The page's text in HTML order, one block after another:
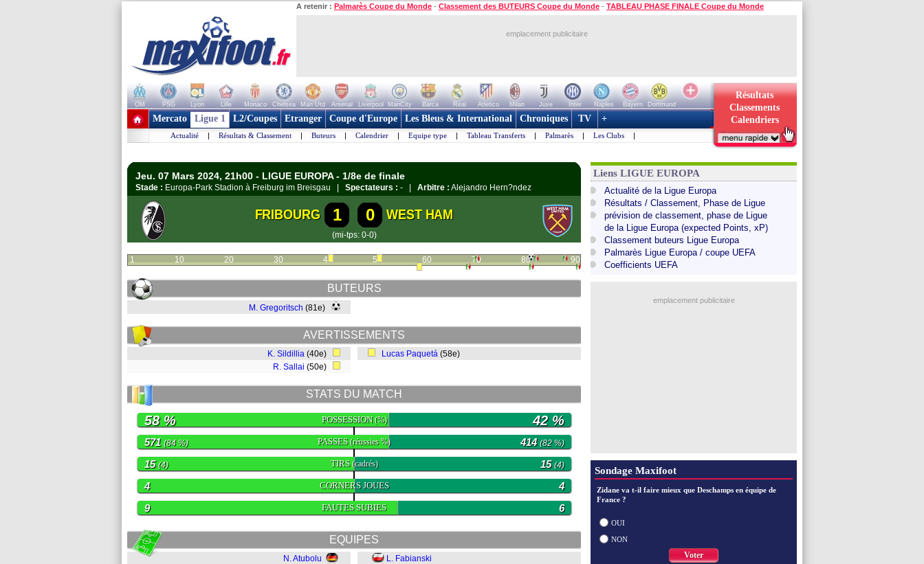
A retenir : Palmarès Coupe du Monde - Classement des BUTEURS Coupe du Monde - TABLEAU PHASE FINALE Coupe du Monde
emplacement publicitaire
OM PSG Lyon Lille Monaco Chelsea Man Utd Arsenal Liverpool ManCity Barca Real Atletico Milan Juve Inter Naples Bayern
Dortmund
+ de clubs
Résultats
Classements
Calendriers
Mercato Ligue 1 L2/Coupes Etranger Coupe d'Europe Les Bleus & International Chroniques TV +
Actualité | Résultats & Classement | Buteurs | Calendrier | Equipe type | Tableau Transferts | Palmarès | Les Clubs |
Jeu. 07 Mars 2024, 21h00 - LIGUE EUROPA - 1/8e de finale
Stade : Europa-Park Stadion à Freiburg im Breisgau | Spectateurs : - | Arbitre : Alejandro Hern?ndez
FRIBOURG 1 0 WEST HAM
(mi-tps: 0-0)
1 10 20 30 40 50 60 70 80 90
BUTEURS
M. Gregoritsch (81e)
AVERTISSEMENTS
K. Sildillia (40e)
R. Sallai (50e)
Lucas Paquetá (58e)
STATS DU MATCH
POSSESSION(%)
58 % 42 %
PASSES(réussies %)
571 (84 %) 414 (82 %)
TIRS(cadrés)
15(4) 15(4)
CORNERS JOUES
4 4
FAUTES SUBIES
9 6
EQUIPES
N. Atubolu
L. Fabianski
Liens LIGUE EUROPA
Actualité de la Ligue Europa
Résultats / Classement, Phase de Ligue
prévision de classement, phase de Ligue
de la Ligue Europa (expected Points, xP)
Classement buteurs Ligue Europa
Palmarès Ligue Europa / coupe UEFA
Coefficients UEFA
emplacement publicitaire
Sondage Maxifoot
Zidane va t-il faire mieux que Deschamps en équipe de
France ?
OUI
NON
Voter